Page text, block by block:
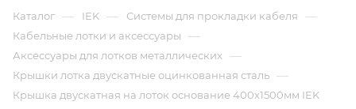
Каталог — IEK — Системы для прокладки кабеля —
Кабельные лотки и аксессуары —
Аксессуары для лотков металлических —
Крышки лотка двускатные оцинкованная сталь —
Крышка двускатная на лоток основание 400х1500мм IEK